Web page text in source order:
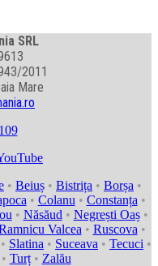
SRL
2011
Mare
• Beiuș • Bistrița • Borșa •
• Colanu • Constanța •
• Năsăud • Negrești Oaș•
Valcea • Ruscova •
• Slatina • Suceava • Tecuci •
• Turț• Zalău